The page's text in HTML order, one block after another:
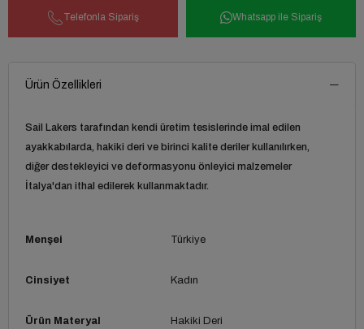
Telefonla Sipariş Whatsapp ile Sipariş
Ürün Özellikleri
Sail Lakers tarafından kendi üretim tesislerinde imal edilen
ayakkabılarda, hakiki deri ve birinci kalite deriler kullanılırken,
diğer destekleyici ve deformasyonu önleyici malzemeler
İtalya'dan ithal edilerek kullanmaktadır.
Menşei Türkiye
Cinsiyet Kadın
Ürün Materyal Hakiki Deri